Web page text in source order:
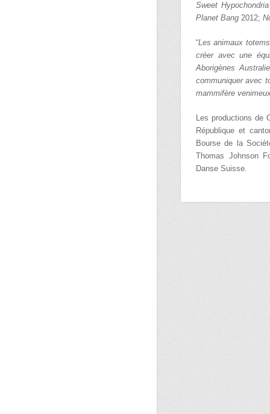
Sweet Hypochondria
Planet Bang 2012;
“Les animaux
créer avec une
Aborigènes
communiquer avec
mammifère
Les productions de
République et
Bourse de la
Thomas Johnson
Danse Suisse.